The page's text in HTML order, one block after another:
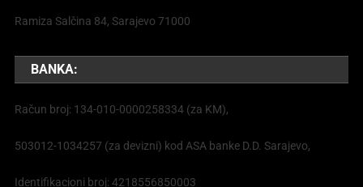
Ramiza Salčina 84, Sarajevo 71000
BANKA:
Račun broj: 134-010-0000258334 (za KM),
503012-1034257 (za devizni) kod ASA banke D.D. Sarajevo,
Identifikacioni broj: 4218556850003